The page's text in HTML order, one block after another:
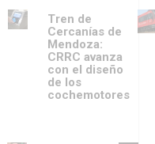
Tren de
Cercanías de
Mendoza:
CRRC avanza
con el diseño
de los
cochemotores